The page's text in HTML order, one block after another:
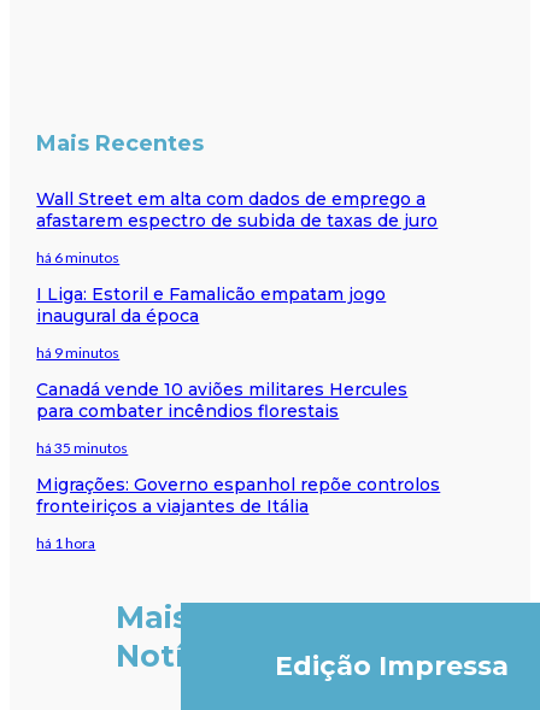
Mais Recentes
Wall Street em alta com dados de emprego a
afastarem espectro de subida de taxas de juro
há 6 minutos
I Liga: Estoril e Famalicão empatam jogo
inaugural da época
há 9 minutos
Canadá vende 10 aviões militares Hercules
para combater incêndios florestais
há 35 minutos
Migrações: Governo espanhol repõe controlos
fronteiriços a viajantes de Itália
há 1 hora
Mais
Notícias
Edição Impressa